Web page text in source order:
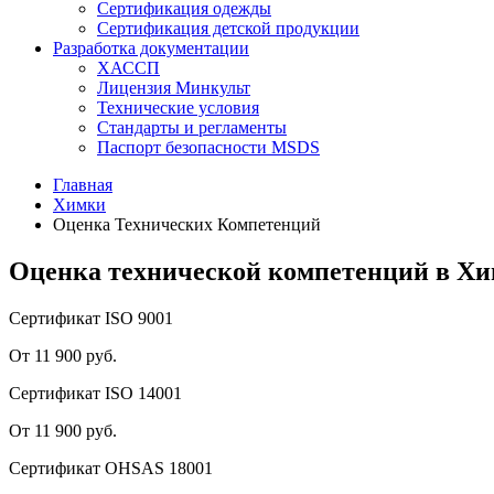
Сертификация одежды
Сертификация детской продукции
Разработка документации
ХАССП
Лицензия Минкульт
Технические условия
Стандарты и регламенты
Паспорт безопасности MSDS
Главная
Химки
Оценка Технических Компетенций
Оценка технической компетенций в
Сертификат ISO 9001
От 11 900 руб.
Сертификат ISO 14001
От 11 900 руб.
Сертификат OHSAS 18001